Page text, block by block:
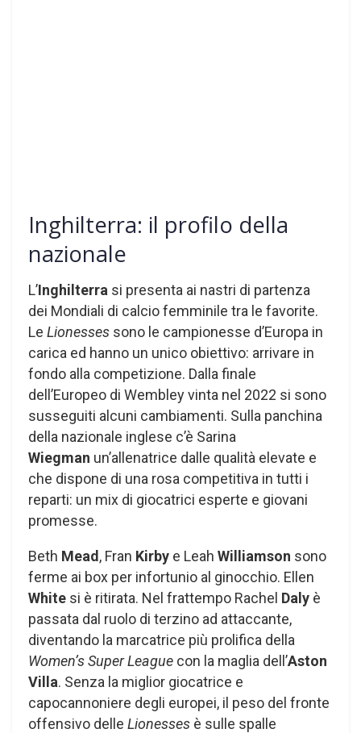
Inghilterra: il profilo della
nazionale
L’Inghilterra si presenta ai nastri di partenza
dei Mondiali di calcio femminile tra le favorite.
Le Lionesses sono le campionesse d’Europa in
carica ed hanno un unico obiettivo: arrivare in
fondo alla competizione. Dalla finale
dell’Europeo di Wembley vinta nel 2022 si sono
susseguiti alcuni cambiamenti. Sulla panchina
della nazionale inglese c’è Sarina
Wiegman un’allenatrice dalle qualità elevate e
che dispone di una rosa competitiva in tutti i
reparti: un mix di giocatrici esperte e giovani
promesse.
Beth Mead, Fran Kirby e Leah Williamson sono
ferme ai box per infortunio al ginocchio. Ellen
White si è ritirata. Nel frattempo Rachel Daly è
passata dal ruolo di terzino ad attaccante,
diventando la marcatrice più prolifica della
Women’s Super League con la maglia dell’Aston
Villa. Senza la miglior giocatrice e
capocannoniere degli europei, il peso del fronte
offensivo delle Lionesses è sulle spalle